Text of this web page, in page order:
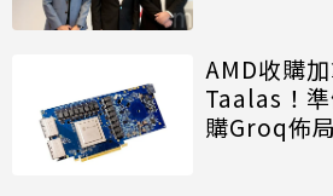
AMD收購
Taalas！
購Groq佈